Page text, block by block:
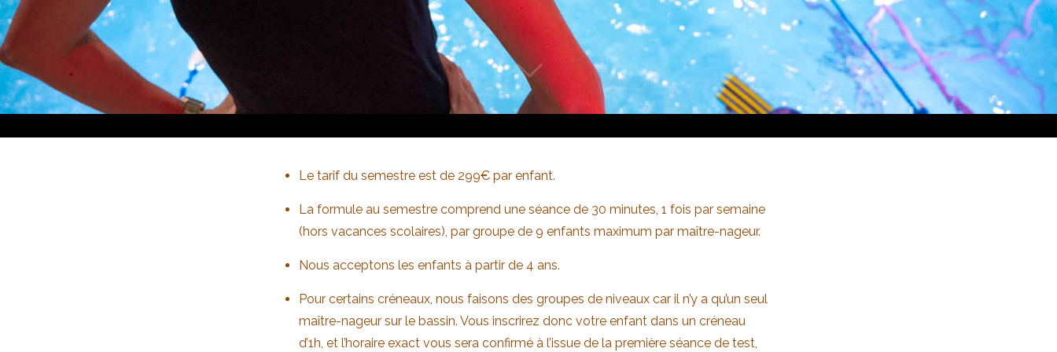
Le tarif du semestre est de 299€ par enfant.
La formule au semestre comprend une séance de 30 minutes, 1 fois par semaine
(hors vacances scolaires), par groupe de 9 enfants maximum par maître-nageur.
Nous acceptons les enfants à partir de 4 ans.
Pour certains créneaux, nous faisons des groupes de niveaux car il n’y a qu’un seul
maître-nageur sur le bassin. Vous inscrirez donc votre enfant dans un créneau
d’1h, et l’horaire exact vous sera confirmé à l’issue de la première séance de test,